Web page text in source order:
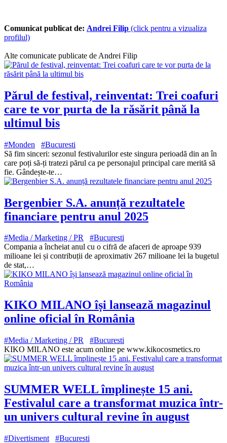
Comunicat publicat de: Andrei Filip (click pentru a vizualiza
profilul)
Alte comunicate publicate de Andrei Filip
Părul de festival, reinventat: Trei coafuri
care te vor purta de la răsărit până la
ultimul bis
#Monden
#Bucuresti
Să fim sinceri: sezonul festivalurilor este singura perioadă din an în
care poți să-ți tratezi părul ca pe personajul principal care merită să
fie. Gândește-te…
Bergenbier S.A. anunță rezultatele
financiare pentru anul 2025
#Media / Marketing / PR
#Bucuresti
Compania a încheiat anul cu o cifră de afaceri de aproape 939
milioane lei și contribuții de aproximativ 267 milioane lei la bugetul
de stat,…
KIKO MILANO își lansează magazinul
online oficial în România
#Media / Marketing / PR
#Bucuresti
KIKO MILANO este acum online pe www.kikocosmetics.ro
SUMMER WELL împlinește 15 ani.
Festivalul care a transformat muzica într-
un univers cultural revine în august
#Divertisment
#Bucuresti